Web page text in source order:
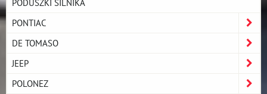
PODUSZKI SILNIKA
PONTIAC
DE TOMASO
JEEP
POLONEZ